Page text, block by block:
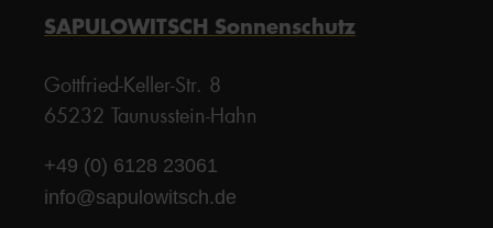
SAPULOWITSCH Sonnenschutz
Gottfried-Keller-Str. 8
65232 Taunusstein-Hahn
+49 (0) 6128 23061
info@sapulowitsch.de